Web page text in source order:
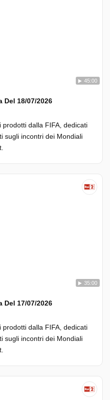
45:00
18/07/2026
dalla FIFA, dedicati
sugli incontri dei Mondiali
35:00
17/07/2026
dalla FIFA, dedicati
sugli incontri dei Mondiali